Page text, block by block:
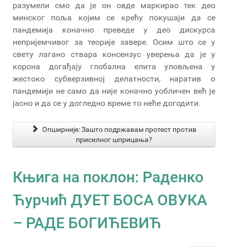
разумели смо да је он овде маркирао тек део
минског поља којим се крећу покушаји да се
пандемија коначно преведе у део дискурса
непријемчивог за теорије завере. Осим што се у
свету лагано ствара консензус уверења да је у
корона догађају глобална елита уловљена у
жестоко субверзивној делатности, наратив о
пандемији не само да није коначно уобличен већ је
јасно и да се у догледно време то неће догодити.
Опширније: Зашто подржавам протест против
присилног шприцања?
Књига на поклон: Раденко
Ћурчић ДУЕТ БОСА ОВУКА
– РАДЕ БОГИЋЕВИЋ